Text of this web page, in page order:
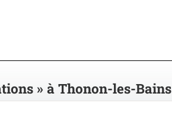
» à Thonon-les-Bains